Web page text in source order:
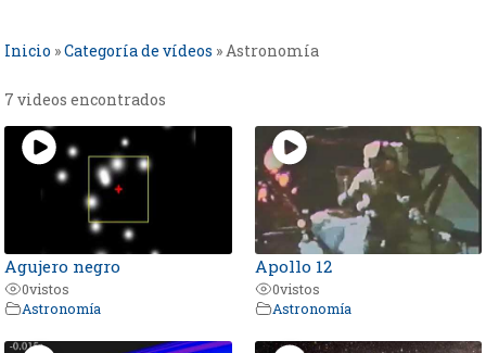
Inicio »Categoría de vídeos »Astronomía
7 videos encontrados
Agujero negro
0vistos
Astronomía
Apollo 12
0vistos
Astronomía